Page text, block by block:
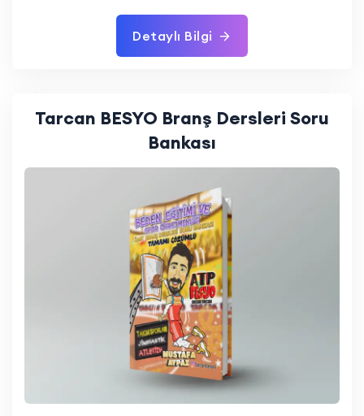
Detaylı Bilgi
Tarcan BESYO Branş Dersleri Soru
Bankası